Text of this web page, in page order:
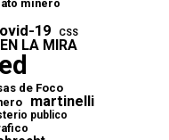
minero
19 CSS
EN LA MIRA
de Foco
martinelli
publico